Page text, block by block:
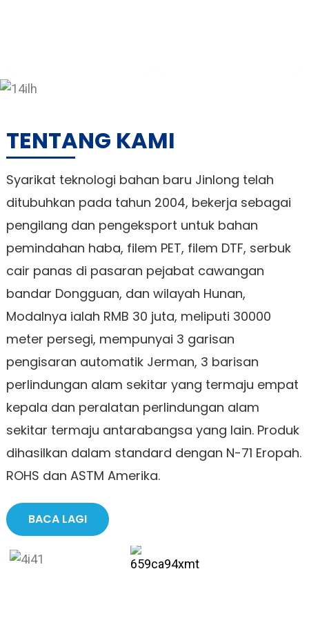
TENTANG KAMI
Syarikat teknologi bahan baru Jinlong telah
ditubuhkan pada tahun 2004, bekerja sebagai
pengilang dan pengeksport untuk bahan
pemindahan haba, filem PET, filem DTF, serbuk
cair panas di pasaran pejabat cawangan
bandar Dongguan, dan wilayah Hunan,
Modalnya ialah RMB 30 juta, meliputi 30000
meter persegi, mempunyai 3 garisan
pengisaran automatik Jerman, 3 barisan
perlindungan alam sekitar yang termaju empat
kepala dan peralatan perlindungan alam
sekitar termaju antarabangsa yang lain. Produk
dihasilkan dalam standard dengan N-71 Eropah.
ROHS dan ASTM Amerika.
BACA LAGI